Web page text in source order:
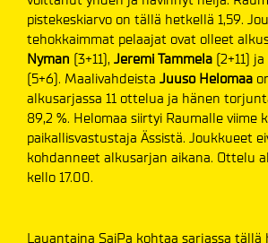
pistekeskiarvo on tällä hetkellä 1,59.
tehokkaimmat pelaajat ovat olleet
Nyman (3+11), Jeremi Tammela (2+11) ja
(5+6). Maalivahdeista Juuso Helomaa
alkusarjassa 11 ottelua ja hänen
89,2 %. Helomaa siirtyi Raumalle viime
paikallisvastustaja Ässistä. Joukkueet
kohdanneet alkusarjan aikana. Ottelu
kello 17.00.
Lauantaina SaiPa kohtaa sarjassa tällä